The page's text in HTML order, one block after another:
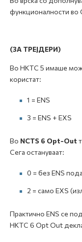
функционалности
(ЗА ТРЕЈДЕРИ)
Во НКТС 5 имаше
користат:
1 = ENS
3 = ENS + EXS
Во NCTS 6 Opt-Out
Сега остануваат:
0 = без ENS
2 = само EXS
Практично ENS се
НКТС 6 Opt Out